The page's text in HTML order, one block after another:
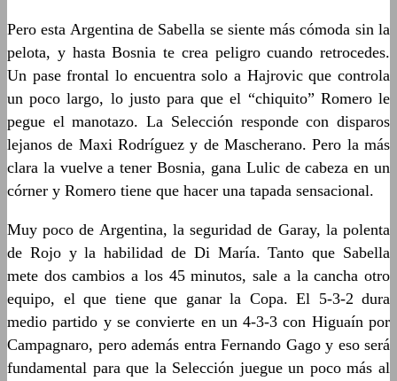
Pero esta Argentina de Sabella se siente más cómoda sin la
pelota, y hasta Bosnia te crea peligro cuando retrocedes.
Un pase frontal lo encuentra solo a Hajrovic que controla
un poco largo, lo justo para que el “chiquito” Romero le
pegue el manotazo. La Selección responde con disparos
lejanos de Maxi Rodríguez y de Mascherano. Pero la más
clara la vuelve a tener Bosnia, gana Lulic de cabeza en un
córner y Romero tiene que hacer una tapada sensacional.
Muy poco de Argentina, la seguridad de Garay, la polenta
de Rojo y la habilidad de Di María. Tanto que Sabella
mete dos cambios a los 45 minutos, sale a la cancha otro
equipo, el que tiene que ganar la Copa. El 5-3-2 dura
medio partido y se convierte en un 4-3-3 con Higuaín por
Campagnaro, pero además entra Fernando Gago y eso será
fundamental para que la Selección juegue un poco más al